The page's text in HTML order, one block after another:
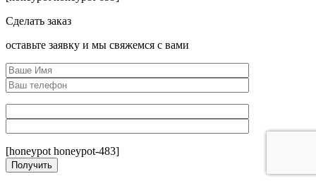
Сделать заказ
оcтавьте заявку и мы свяжемся с вами
[honeypot honeypot-483]